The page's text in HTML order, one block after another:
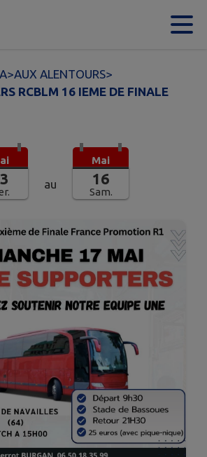
>AUX ALENTOURS>
RCBLM 16 IEME DE FINALE
au
Mai
16
Sam.